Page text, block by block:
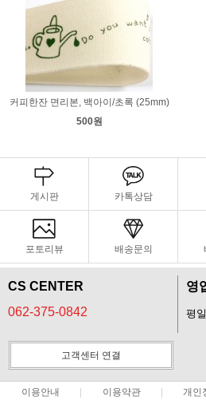
커피한잔 면리본, 백아이/초록 (25mm)
500원
게시판 카톡상담
포토리뷰 배송문의
CS CENTER
062-375-0842
영
평
고객센터 연결
이용안내 이용약관 개인